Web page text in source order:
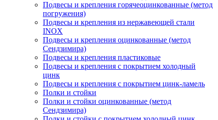
Подвесы и крепления горячеоцинкованные (метод
погружения)
Подвесы и крепления из нержавеющей стали
INOX
Подвесы и крепления оцинкованные (метод
Сендзимира)
Подвесы и крепления пластиковые
Подвесы и крепления с покрытием холодный
цинк
Подвесы и крепления с покрытием цинк-ламель
Полки и стойки
Полки и стойки оцинкованные (метод
Сендзимира)